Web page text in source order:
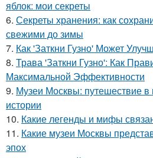
яблок: мои секреты
6. Секреты хранения: как
свежими до зимы
7. Как 'Заткни Гузно' Может
8. Трава 'Заткни Гузно': Как
Максимальной Эффективности
9. Музеи Москвы: путешествие в
истории
10. Какие легенды и мифы
11. Какие музеи Москвы
эпох